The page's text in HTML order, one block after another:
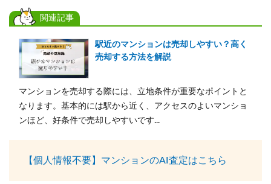
関連記事
駅近のマンションは売却しやすい？高く
売却する方法を解説
マンションを売却する際には、立地条件が重要なポイントと
なります。基本的には駅から近く、アクセスのよいマンショ
ンほど、好条件で売却しやすいです...
【個人情報不要】マンションのAI査定はこちら